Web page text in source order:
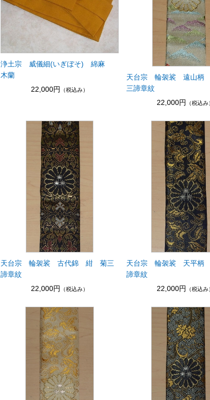
浄土宗 威儀細(いぎぼそ) 綿麻
木蘭
22,000円
（税込み）
天台宗 輪袈裟 遠山
三諦章紋
22,000円
（税込み
天台宗 輪袈裟 古代錦 紺 菊三
諦章紋
22,000円
（税込み）
天台宗 輪袈裟 天平
諦章紋
22,000円
（税込み